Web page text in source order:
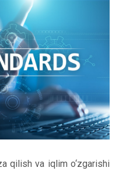
qilish va iqlim o‘zgarishi